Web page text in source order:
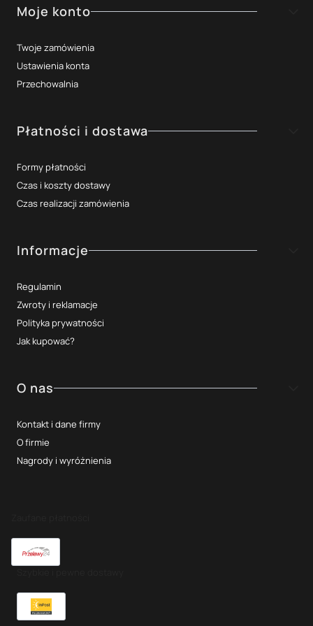
Moje konto
Twoje zamówienia
Ustawienia konta
Przechowalnia
Płatności i dostawa
Formy płatności
Czas i koszty dostawy
Czas realizacji zamówienia
Informacje
Regulamin
Zwroty i reklamacje
Polityka prywatności
Jak kupować?
O nas
Kontakt i dane firmy
O firmie
Nagrody i wyróżnienia